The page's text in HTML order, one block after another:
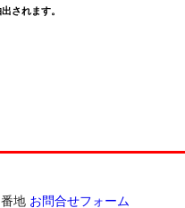
されます。
地 お問合せフォーム